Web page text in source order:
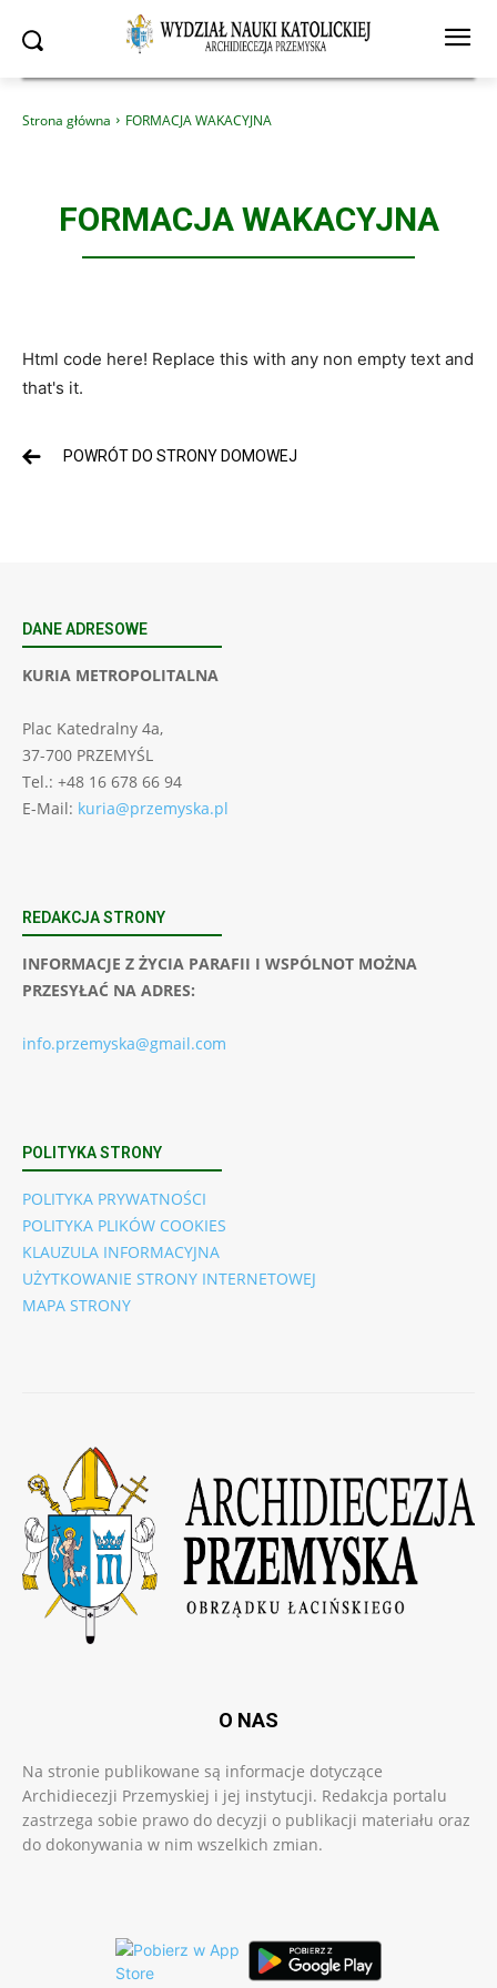
Strona główna FORMACJA WAKACYJNA
FORMACJA WAKACYJNA
Html code here! Replace this with any non empty text and
that's it.
POWRÓT DO STRONY DOMOWEJ
DANE ADRESOWE
KURIA METROPOLITALNA
Plac Katedralny 4a,
37-700 PRZEMYŚL
Tel.: +48 16 678 66 94
E-Mail: kuria@przemyska.pl
REDAKCJA STRONY
INFORMACJE Z ŻYCIA PARAFII I WSPÓLNOT MOŻNA
PRZESYŁAĆ NA ADRES:
info.przemyska@gmail.com
POLITYKA STRONY
POLITYKA PRYWATNOŚCI
POLITYKA PLIKÓW COOKIES
KLAUZULA INFORMACYJNA
UŻYTKOWANIE STRONY INTERNETOWEJ
MAPA STRONY
O NAS
Na stronie publikowane są informacje dotyczące
Archidiecezji Przemyskiej i jej instytucji. Redakcja portalu
zastrzega sobie prawo do decyzji o publikacji materiału oraz
do dokonywania w nim wszelkich zmian.